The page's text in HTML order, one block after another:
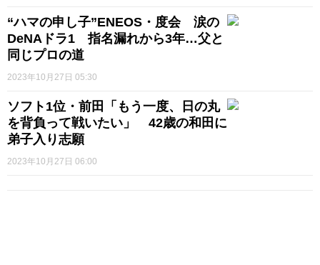
“ハマの申し子”ENEOS・度会 涙の
DeNAドラ1 指名漏れから3年…父と
同じプロの道
2023年10月27日 05:30
ソフト1位・前田「もう一度、日の丸
を背負って戦いたい」 42歳の和田に
弟子入り志願
2023年10月27日 06:00